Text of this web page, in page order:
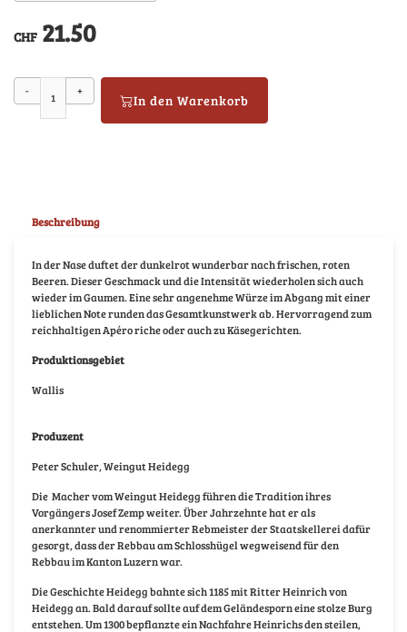
CHF 21.50
- +
In den Warenkorb
Beschreibung
In der Nase duftet der dunkelrot wunderbar nach frischen, roten
Beeren. Dieser Geschmack und die Intensität wiederholen sich auch
wieder im Gaumen. Eine sehr angenehme Würze im Abgang mit einer
lieblichen Note runden das Gesamtkunstwerk ab. Hervorragend zum
reichhaltigen Apéro riche oder auch zu Käsegerichten.
Produktionsgebiet
Wallis
Produzent
Peter Schuler, Weingut Heidegg
Die Macher vom Weingut Heidegg führen die Tradition ihres
Vorgängers Josef Zemp weiter. Über Jahrzehnte hat er als
anerkannter und renommierter Rebmeister der Staatskellerei dafür
gesorgt, dass der Rebbau am Schlosshügel wegweisend für den
Rebbau im Kanton Luzern war.
Die Geschichte Heidegg bahnte sich 1185 mit Ritter Heinrich von
Heidegg an. Bald darauf sollte auf dem Geländesporn eine stolze Burg
entstehen. Um 1300 bepflanzte ein Nachfahre Heinrichs den steilen,